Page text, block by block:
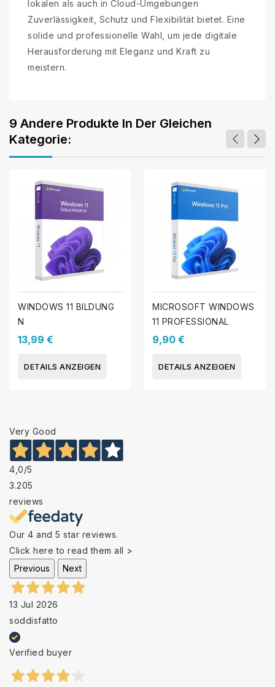
lokalen als auch in Cloud-Umgebungen
Zuverlässigkeit, Schutz und Flexibilität bietet. Eine
solide und professionelle Wahl, um jede digitale
Herausforderung mit Eleganz und Kraft zu
meistern.
9 Andere Produkte In Der Gleichen
Kategorie:
WINDOWS 11 BILDUNG
N
13,99 €
DETAILS ANZEIGEN
MICROSOFT WINDOWS
11 PROFESSIONAL
9,90 €
DETAILS ANZEIGEN
Very Good
4,0/5
3.205
reviews
Our 4 and 5 star reviews.
Click here to read them all >
Previous
Next
13 Jul 2026
soddisfatto
Verified buyer